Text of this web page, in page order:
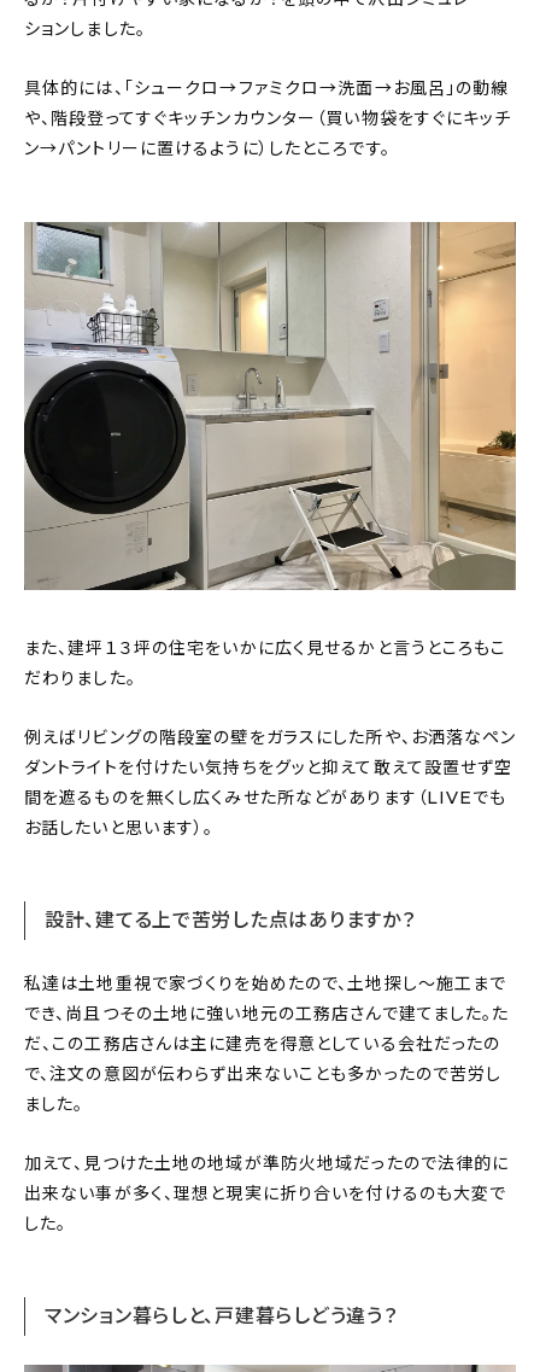
ションしました。
具体的には、「シュークロ→ファミクロ→洗面→お風呂」の動線
や、階段登ってすぐキッチンカウンター（買い物袋をすぐにキッチ
ン→パントリーに置けるように）したところです。
また、建坪１３坪の住宅をいかに広く見せるかと言うところもこ
だわりました。
例えばリビングの階段室の壁をガラスにした所や、お洒落なペン
ダントライトを付けたい気持ちをグッと抑えて敢えて設置せず空
間を遮るものを無くし広くみせた所などがあります（LIVEでも
お話したいと思います）。
設計、建てる上で苦労した点はありますか？
私達は土地重視で家づくりを始めたので、土地探し〜施工まで
でき、尚且つその土地に強い地元の工務店さんで建てました。た
だ、この工務店さんは主に建売を得意としている会社だったの
で、注文の意図が伝わらず出来ないことも多かったので苦労し
ました。
加えて、見つけた土地の地域が準防火地域だったので法律的に
出来ない事が多く、理想と現実に折り合いを付けるのも大変で
した。
マンション暮らしと、戸建暮らしどう違う？